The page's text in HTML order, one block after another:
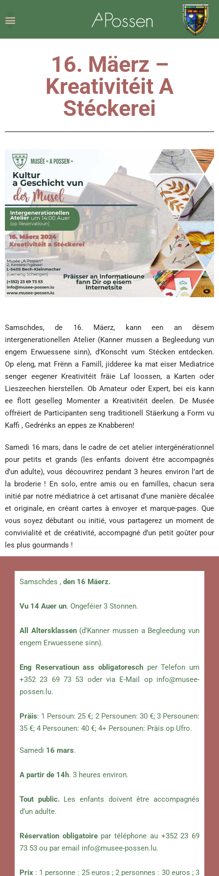
16. Mäerz –
Kreativitéit A
Stéckerei
Samschdes, de 16. Mäerz, kann een an dësem
intergenerationellen Atelier (Kanner mussen a Begleedung vun
engem Erwuessene sinn), d’Konscht vum Stécken entdecken.
Op eleng, mat Frënn a Famill, jidderee ka mat eiser Mediatrice
senger eegener Kreativitéit fräie Laf loossen, a Karten oder
Lieszeechen hierstellen. Ob Amateur oder Expert, bei eis kann
ee flott geselleg Momenter a Kreativitéit deelen. De Musée
offréiert de Participanten seng traditionell Stäerkung a Form vu
Kaffi , Gedrénks an eppes ze Knabberen!
Samedi 16 mars, dans le cadre de cet atelier intergénérationnel
pour petits et grands (les enfants doivent être accompagnés
d’un adulte), vous découvrirez pendant 3 heures environ l’art de
la broderie ! En solo, entre amis ou en familles, chacun sera
initié par notre médiatrice à cet artisanat d’une manière décalée
et originale, en créant cartes à envoyer et marque-pages. Que
vous soyez débutant ou initié, vous partagerez un moment de
convivialité et de créativité, accompagné d’un petit goûter pour
les plus gourmands !
Samschdes , den 16 Mäerz.
Vu 14 Auer un. Ongeféier 3 Stonnen.
All Altersklassen(d’Kanner mussen a Begleedung vun
engem Erwuessene sinn).
Eng Reservatioun ass obligatoresch per Telefon um
+352 23 69 73 53 oder via E-Mail op info@musee-
possen.lu.
Präis: 1 Persoun: 25 €; 2 Persounen: 30 €; 3 Persounen:
35 €; 4 Persounen: 40 €; 4+ Persounen: Präis op Ufro.
Samedi 16 mars.
A partir de 14h. 3 heures environ.
Tout public.Les enfants doivent être accompagnés
d’un adulte.
Réservation obligatoirepar téléphone au +352 23 69
73 53 ou par email info@musee-possen.lu.
Prix : 1 personne : 25 euros ; 2 personnes : 30 euros ; 3